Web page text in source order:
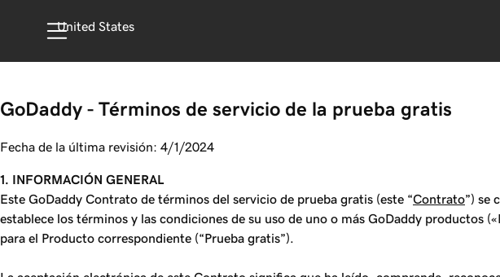
United States
GoDaddy - Términos de servicio de la prueba gratis
Fecha de la última revisión: 4/1/2024
1. INFORMACIÓN GENERAL
Este GoDaddy Contrato de términos del servicio de prueba gratis (este “Contrato”) se
establece los términos y las condiciones de su uso de uno o más GoDaddy productos
para el Producto correspondiente (“Prueba gratis”).